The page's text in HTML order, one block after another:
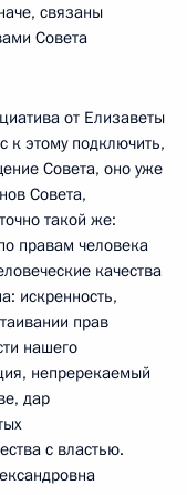
связаны
Совета
от Елизаветы
к этому подключить,
Совета, оно уже
Совета,
такой же:
правам человека
качества
искренность,
прав
нашего
непререкаемый
дар
с властью.